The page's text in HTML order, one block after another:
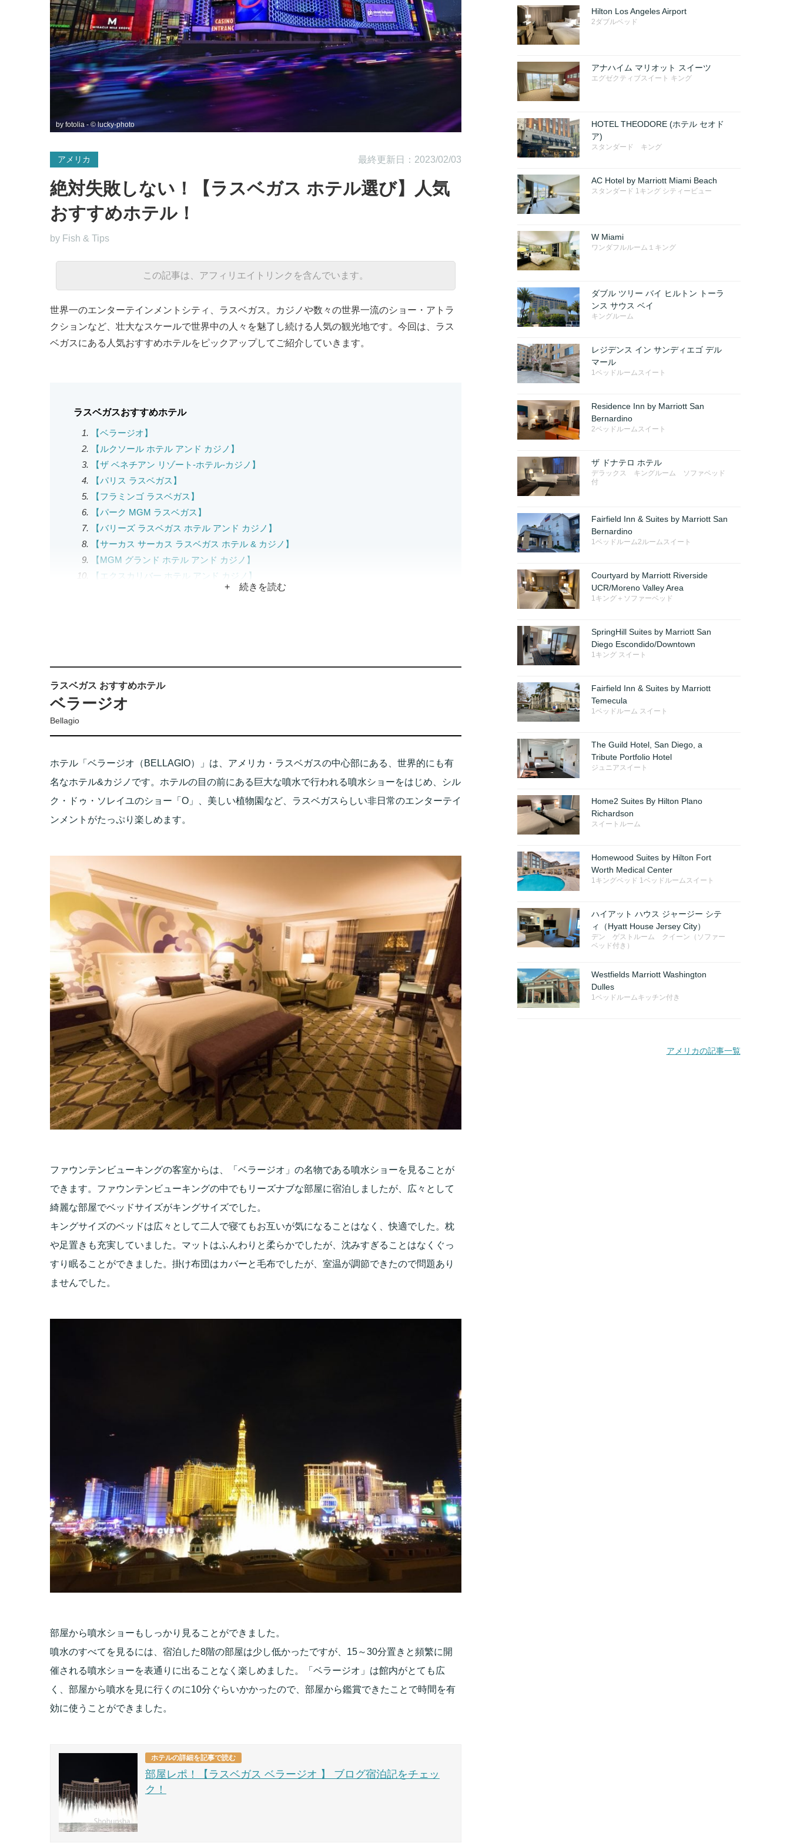
by fotolia - © lucky-photo
アメリカ 最終更新日：2023/02/03
絶対失敗しない！【ラスベガス ホテル選び】人気
おすすめホテル！
by Fish & Tips
この記事は、アフィリエイトリンクを含んでいます。
世界一のエンターテインメントシティ、ラスベガス。カジノや数々の世界一流のショー・アトラ
クションなど、壮大なスケールで世界中の人々を魅了し続ける人気の観光地です。今回は、ラス
ベガスにある人気おすすめホテルをピックアップしてご紹介していきます。
ラスベガスおすすめホテル
【ベラージオ】
【ルクソール ホテル アンド カジノ】
【ザ ベネチアン リゾート-ホテル-カジノ】
【パリス ラスベガス】
【フラミンゴ ラスベガス】
【パーク MGM ラスベガス】
【バリーズ ラスベガス ホテル アンド カジノ】
【サーカス サーカス ラスベガス ホテル & カジノ】
【MGM グランド ホテル アンド カジノ】
【エクスカリバー ホテル アンド カジノ】
【プラネット ハリウッド リゾート & カジノ】
【マンダレイ ベイ】
【ザ ミラージュ ホテル アンド カジノ】
【ザ パラッツォ リゾート ホテル カジノ】
【ヴィダラ リゾート アンド スパ アット シティセンター】
+ 続きを読む
ラスベガス おすすめホテル
ベラージオ
Bellagio
ホテル「ベラージオ（BELLAGIO）」は、アメリカ・ラスベガスの中心部にある、世界的にも有
名なホテル&カジノです。ホテルの目の前にある巨大な噴水で行われる噴水ショーをはじめ、シル
ク・ドゥ・ソレイユのショー「O」、美しい植物園など、ラスベガスらしい非日常のエンターテイ
ンメントがたっぷり楽しめます。
ファウンテンビューキングの客室からは、「ベラージオ」の名物である噴水ショーを見ることが
できます。ファウンテンビューキングの中でもリーズナブな部屋に宿泊しましたが、広々として
綺麗な部屋でベッドサイズがキングサイズでした。
キングサイズのベッドは広々として二人で寝てもお互いが気になることはなく、快適でした。枕
や足置きも充実していました。マットはふんわりと柔らかでしたが、沈みすぎることはなくぐっ
すり眠ることができました。掛け布団はカバーと毛布でしたが、室温が調節できたので問題あり
ませんでした。
部屋から噴水ショーもしっかり見ることができました。
噴水のすべてを見るには、宿泊した8階の部屋は少し低かったですが、15～30分置きと頻繁に開
催される噴水ショーを表通りに出ることなく楽しめました。「ベラージオ」は館内がとても広
く、部屋から噴水を見に行くのに10分ぐらいかかったので、部屋から鑑賞できたことで時間を有
効に使うことができました。
ホテルの詳細を記事で読む
部屋レポ！【ラスベガス ベラージオ 】 ブログ宿泊記をチェッ
ク！
Hilton Los Angeles Airport
2ダブルベッド
アナハイム マリオット スイーツ
エグゼクティブスイート キング
HOTEL THEODORE (ホテル セオド
ア)
スタンダード キング
AC Hotel by Marriott Miami Beach
スタンダード 1キング シティービュー
W Miami
ワンダフルルーム１キング
ダブル ツリー バイ ヒルトン トーラ
ンス サウス ベイ
キングルーム
レジデンス イン サンディエゴ デル
マール
1ベッドルームスイート
Residence Inn by Marriott San
Bernardino
2ベッドルームスイート
ザ ドナテロ ホテル
デラックス キングルーム ソファベッド
付
Fairfield Inn & Suites by Marriott San
Bernardino
1ベッドルーム2ルームスイート
Courtyard by Marriott Riverside
UCR/Moreno Valley Area
1キング＋ソファーベッド
SpringHill Suites by Marriott San
Diego Escondido/Downtown
1キング スイート
Fairfield Inn & Suites by Marriott
Temecula
1ベッドルーム スイート
The Guild Hotel, San Diego, a
Tribute Portfolio Hotel
ジュニアスイート
Home2 Suites By Hilton Plano
Richardson
スイートルーム
Homewood Suites by Hilton Fort
Worth Medical Center
1キングベッド 1ベッドルームスイート
ハイアット ハウス ジャージー シテ
ィ（Hyatt House Jersey City）
デン ゲストルーム クイーン（ソファー
ベッド付き）
Westfields Marriott Washington
Dulles
1ベッドルームキッチン付き
アメリカの記事一覧